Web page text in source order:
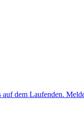
dem Laufenden.